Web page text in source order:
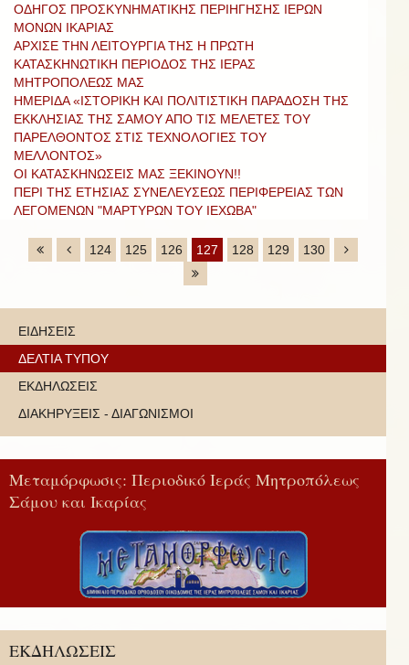
ΟΔΗΓΟΣ ΠΡΟΣΚΥΝΗΜΑΤΙΚΗΣ ΠΕΡΙΗΓΗΣΗΣ ΙΕΡΩΝ
ΜΟΝΩΝ ΙΚΑΡΙΑΣ
ΑΡΧΙΣΕ ΤΗΝ ΛΕΙΤΟΥΡΓΙΑ ΤΗΣ Η ΠΡΩΤΗ
ΚΑΤΑΣΚΗΝΩΤΙΚΗ ΠΕΡΙΟΔΟΣ ΤΗΣ ΙΕΡΑΣ
ΜΗΤΡΟΠΟΛΕΩΣ ΜΑΣ
ΗΜΕΡΙΔΑ «ΙΣΤΟΡΙΚΗ ΚΑΙ ΠΟΛΙΤΙΣΤΙΚΗ ΠΑΡΑΔΟΣΗ ΤΗΣ
ΕΚΚΛΗΣΙΑΣ ΤΗΣ ΣΑΜΟΥ ΑΠΟ ΤΙΣ ΜΕΛΕΤΕΣ ΤΟΥ
ΠΑΡΕΛΘΟΝΤΟΣ ΣΤΙΣ ΤΕΧΝΟΛΟΓΙΕΣ ΤΟΥ
ΜΕΛΛΟΝΤΟΣ»
ΟΙ ΚΑΤΑΣΚΗΝΩΣΕΙΣ ΜΑΣ ΞΕΚΙΝΟΥΝ!!
ΠΕΡΙ ΤΗΣ ΕΤΗΣΙΑΣ ΣΥΝΕΛΕΥΣΕΩΣ ΠΕΡΙΦΕΡΕΙΑΣ ΤΩΝ
ΛΕΓΟΜΕΝΩΝ "ΜΑΡΤΥΡΩΝ ΤΟΥ ΙΕΧΩΒΑ"
124 125 126 127 128 129 130
ΕΙΔΗΣΕΙΣ
ΔΕΛΤΙΑ ΤΥΠΟΥ
ΕΚΔΗΛΩΣΕΙΣ
ΔΙΑΚΗΡΥΞΕΙΣ - ΔΙΑΓΩΝΙΣΜΟΙ
Μεταμόρφωσις: Περιοδικό Ιεράς Μητροπόλεως
Σάμου και Ικαρίας
ΕΚΔΗΛΩΣΕΙΣ